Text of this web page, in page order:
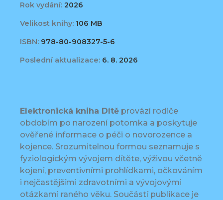
Rok vydání: 2026
Velikost knihy: 106 MB
ISBN: 978-80-908327-5-6
Poslední aktualizace: 6. 8. 2026
Elektronická kniha Dítě provází rodiče
obdobím po narození potomka a poskytuje
ověřené informace o péči o novorozence a
kojence. Srozumitelnou formou seznamuje s
fyziologickým vývojem dítěte, výživou včetně
kojení, preventivními prohlídkami, očkováním
i nejčastějšími zdravotními a vývojovými
otázkami raného věku. Součástí publikace je